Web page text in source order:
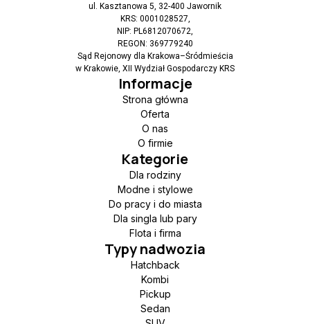
ul. Kasztanowa 5, 32-400 Jawornik
KRS: 0001028527,
NIP: PL6812070672,
REGON: 369779240
Sąd Rejonowy dla Krakowa–Śródmieścia
w Krakowie, XII Wydział Gospodarczy KRS
Informacje
Strona główna
Oferta
O nas
O firmie
Kategorie
Dla rodziny
Modne i stylowe
Do pracy i do miasta
Dla singla lub pary
Flota i firma
Typy nadwozia
Hatchback
Kombi
Pickup
Sedan